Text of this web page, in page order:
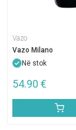
Vazo
Vazo Milano
Në stok
54.90 €